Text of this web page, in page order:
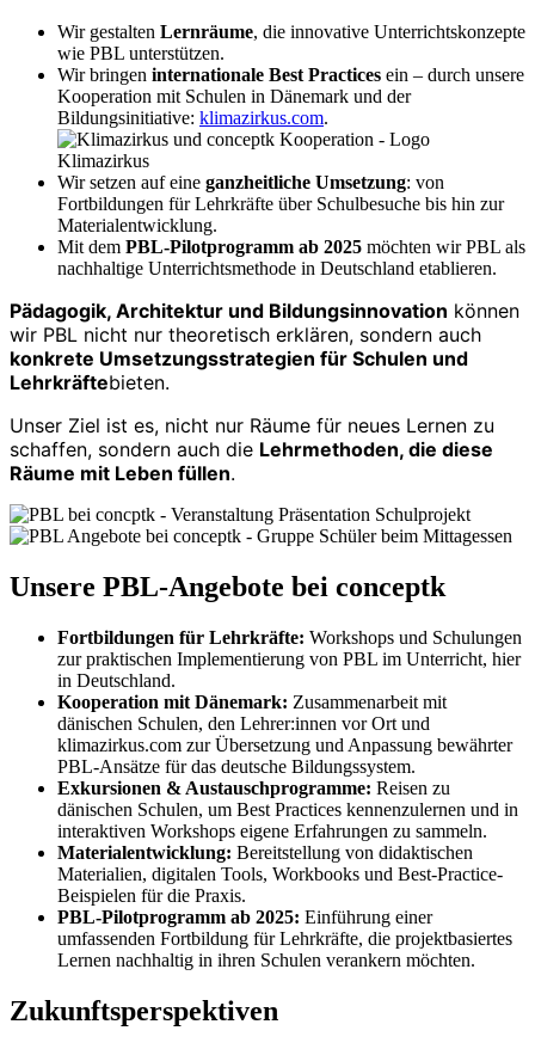
Wir gestalten Lernräume, die innovative Unterrichtskonzepte
wie PBL unterstützen.
Wir bringen internationale Best Practices ein – durch unsere
Kooperation mit Schulen in Dänemark und der
Bildungsinitiative: klimazirkus.com.
Wir setzen auf eine ganzheitliche Umsetzung: von
Fortbildungen für Lehrkräfte über Schulbesuche bis hin zur
Materialentwicklung.
Mit dem PBL-Pilotprogramm ab 2025 möchten wir PBL als
nachhaltige Unterrichtsmethode in Deutschland etablieren.
Pädagogik, Architektur und Bildungsinnovation können
wir PBL nicht nur theoretisch erklären, sondern auch
konkrete Umsetzungsstrategien für Schulen und
Lehrkräftebieten.
Unser Ziel ist es, nicht nur Räume für neues Lernen zu
schaffen, sondern auch die Lehrmethoden, die diese
Räume mit Leben füllen.
Unsere PBL-Angebote bei conceptk
Fortbildungen für Lehrkräfte: Workshops und Schulungen
zur praktischen Implementierung von PBL im Unterricht, hier
in Deutschland.
Kooperation mit Dänemark: Zusammenarbeit mit
dänischen Schulen, den Lehrer:innen vor Ort und
klimazirkus.com zur Übersetzung und Anpassung bewährter
PBL-Ansätze für das deutsche Bildungssystem.
Exkursionen & Austauschprogramme: Reisen zu
dänischen Schulen, um Best Practices kennenzulernen und in
interaktiven Workshops eigene Erfahrungen zu sammeln.
Materialentwicklung: Bereitstellung von didaktischen
Materialien, digitalen Tools, Workbooks und Best-Practice-
Beispielen für die Praxis.
PBL-Pilotprogramm ab 2025: Einführung einer
umfassenden Fortbildung für Lehrkräfte, die projektbasiertes
Lernen nachhaltig in ihren Schulen verankern möchten.
Zukunftsperspektiven